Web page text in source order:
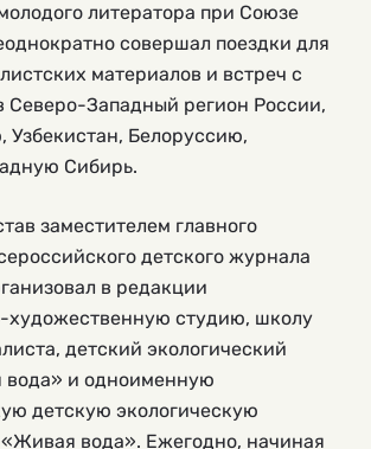
литератора при Союзе
совершал поездки для
материалов и встреч с
Северо-Западный регион России,
Узбекистан, Белоруссию,
Сибирь.
заместителем главного
детского журнала
в редакции
художественную студию, школу
детский экологический
вода» и одноименную
детскую экологическую
вода». Ежегодно, начиная